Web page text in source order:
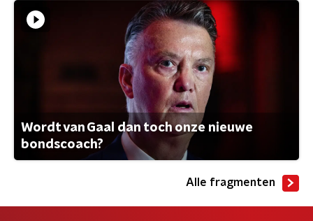
Wordt van Gaal dan toch onze nieuwe
bondscoach?
Alle fragmenten